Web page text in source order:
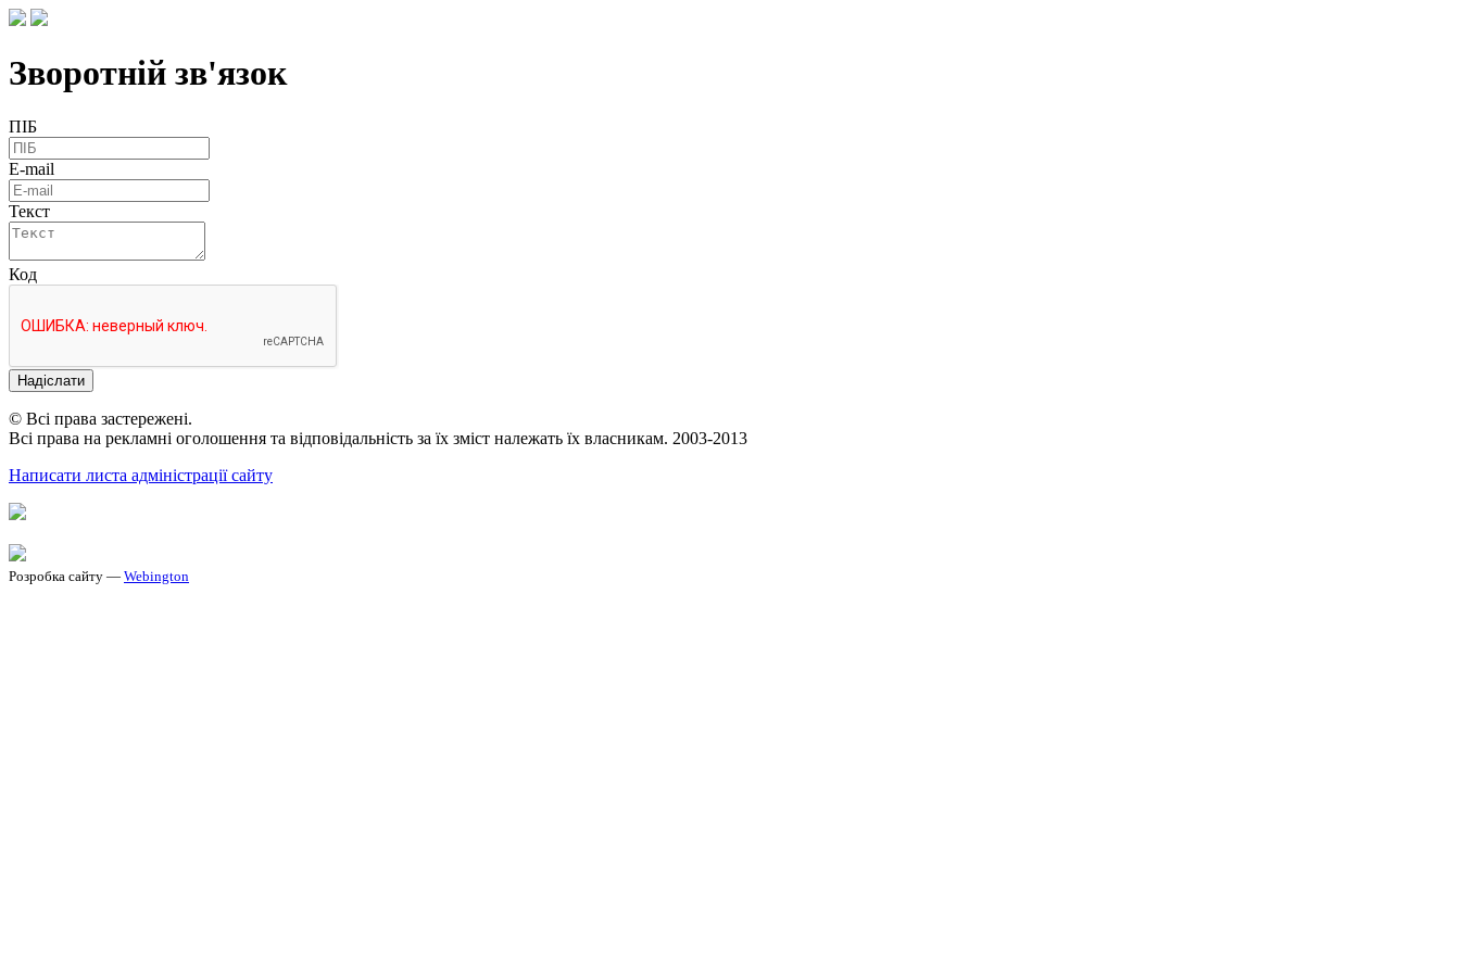
Зворотній зв'язок
ПІБ
E-mail
Текст
Код
Надіслати
© Всі права застережені.
Всі права на рекламні оголошення та відповідальність за їх зміст належать їх власникам. 2003-2013
Написати листа адміністрації сайту
Розробка сайту — Webington